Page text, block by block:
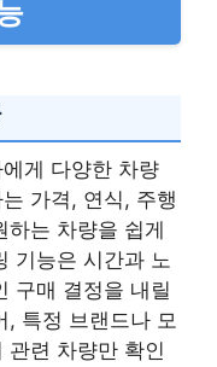
게 다양한 차량
가격, 연식, 주행
하는 차량을 쉽게
기능은 시간과 노
구매 결정을 내릴
, 특정 브랜드나 모
관련 차량만 확인